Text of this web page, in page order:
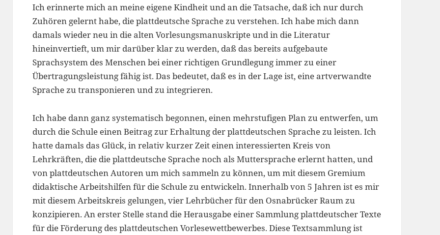
Ich erinnerte mich an meine eigene Kindheit und an die Tatsache, daß ich nur durch
Zuhören gelernt habe, die plattdeutsche Sprache zu verstehen. Ich habe mich dann
damals wieder neu in die alten Vorlesungsmanuskripte und in die Literatur
hineinvertieft, um mir darüber klar zu werden, daß das bereits aufgebaute
Sprachsystem des Menschen bei einer richtigen Grundlegung immer zu einer
Übertragungsleistung fähig ist. Das bedeutet, daß es in der Lage ist, eine artverwandte
Sprache zu transponieren und zu integrieren.
Ich habe dann ganz systematisch begonnen, einen mehrstufigen Plan zu entwerfen, um
durch die Schule einen Beitrag zur Erhaltung der plattdeutschen Sprache zu leisten. Ich
hatte damals das Glück, in relativ kurzer Zeit einen interessierten Kreis von
Lehrkräften, die die plattdeutsche Sprache noch als Muttersprache erlernt hatten, und
von plattdeutschen Autoren um mich sammeln zu können, um mit diesem Gremium
didaktische Arbeitshilfen für die Schule zu entwickeln. Innerhalb von 5 Jahren ist es mir
mit diesem Arbeitskreis gelungen, vier Lehrbücher für den Osnabrücker Raum zu
konzipieren. An erster Stelle stand die Herausgabe einer Sammlung plattdeutscher Texte
für die Förderung des plattdeutschen Vorlesewettbewerbes. Diese Textsammlung ist